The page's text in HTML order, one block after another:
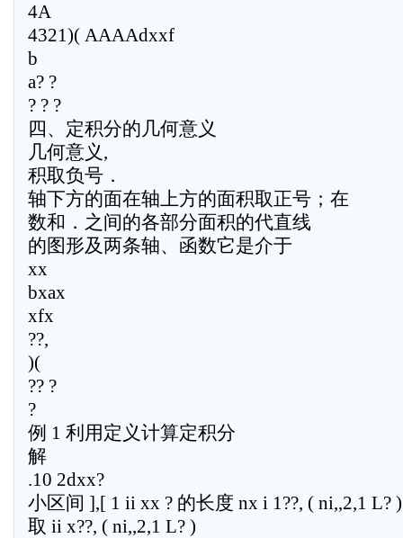
4A
4321)( AAAAdxxf
b
a? ?
? ? ?
四、定积分的几何意义
几何意义,
积取负号．
轴下方的面在轴上方的面积取正号；在
数和．之间的各部分面积的代直线
的图形及两条轴、函数它是介于
xx
bxax
xfx
??,
)(
?? ?
?
例 1 利用定义计算定积分
解
.10 2dxx?
小区间 ],[ 1 ii xx ? 的长度 nx i 1??, ( ni,,2,1 L? )
取 ii x??, ( ni,,2,1 L? )